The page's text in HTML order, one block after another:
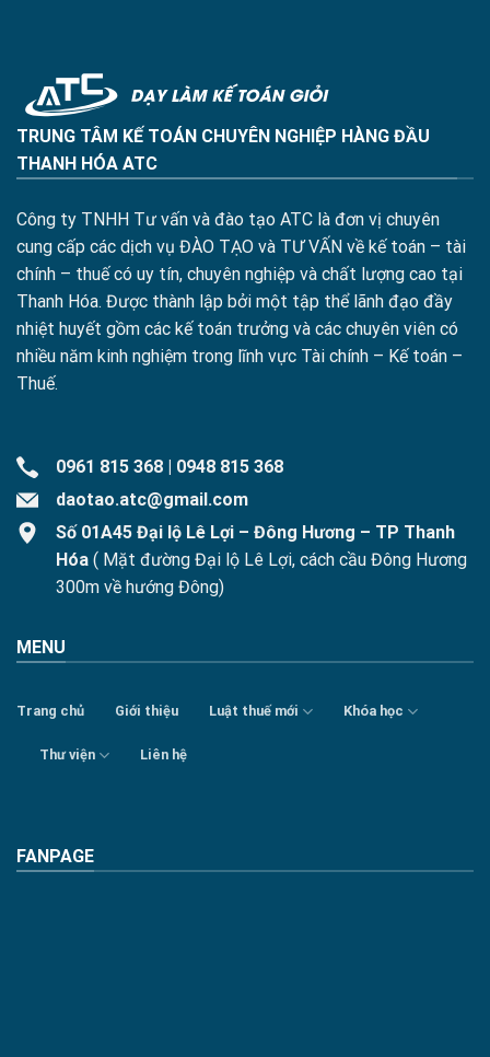
TRUNG TÂM KẾ TOÁN CHUYÊN NGHIỆP HÀNG ĐẦU
THANH HÓA ATC
Công ty TNHH Tư vấn và đào tạo ATC là đơn vị chuyên
cung cấp các dịch vụ ĐÀO TẠO và TƯ VẤN về kế toán – tài
chính – thuế có uy tín, chuyên nghiệp và chất lượng cao tại
Thanh Hóa. Được thành lập bởi một tập thể lãnh đạo đầy
nhiệt huyết gồm các kế toán trưởng và các chuyên viên có
nhiều năm kinh nghiệm trong lĩnh vực Tài chính – Kế toán –
Thuế.
0961 815 368 | 0948 815 368
daotao.atc@gmail.com
Số 01A45 Đại lộ Lê Lợi – Đông Hương – TP Thanh
Hóa ( Mặt đường Đại lộ Lê Lợi, cách cầu Đông Hương
300m về hướng Đông)
MENU
Trang chủ Giới thiệu Luật thuế mới Khóa học
Thư viện Liên hệ
FANPAGE